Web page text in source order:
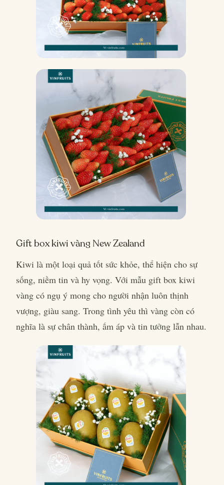
Gift box kiwi vàng New Zealand
Kiwi là một loại quả tốt sức khỏe, thể hiện cho sự
sống, niềm tin và hy vọng. Với mẫu gift box kiwi
vàng có ngụ ý mong cho người nhận luôn thịnh
vượng, giàu sang. Trong tình yêu thì vàng còn có
nghĩa là sự chân thành, ấm áp và tin tưởng lẫn nhau.